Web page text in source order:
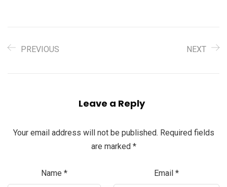
PREVIOUS NEXT
Leave a Reply
Your email address will not be published. Required fields
are marked *
Name * Email *